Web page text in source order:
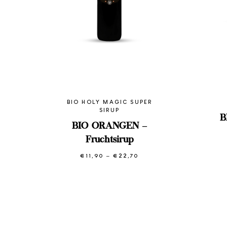
BIO HOLY MAGIC SUPER
SIRUP
BIO ORANGEN –
Fruchtsirup
€ 11,90 –€ 22,70